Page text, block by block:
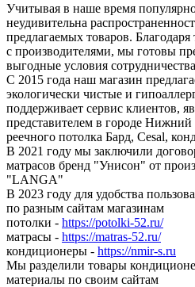
Учитывая в наше время
неудивительна
предлагаемых товаров.
с производителями, мы готовы
выгодные условия
С 2015 года наш магазин
экологически чистые и
поддерживает сервис клиентов,
представителем в городе
реечного потолка Бард, Cesal,
В 2021 году мы заключили
матрасов бренд "Унисон" от
"LANGA"
В 2023 году для удобства
по разным сайтам магазинам
потолки - https://potolki-52.ru/
матрасы - https://matras-52.ru/
кондиционеры - https://nmir-s.ru
Мы разделили товары
материалы по своим сайтам